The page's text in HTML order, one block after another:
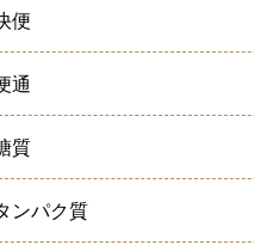
便
通
質
ンパク質